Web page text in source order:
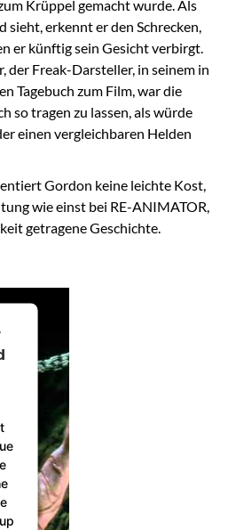
Krüppel gemacht wurde. Als
sieht, erkennt er den Schrecken,
er künftig sein Gesicht verbirgt.
der Freak-Darsteller, in seinem in
Tagebuch zum Film, war die
so tragen zu lassen, als würde
einen vergleichbaren Helden
Gordon keine leichte Kost,
wie einst bei RE-ANIMATOR,
getragene Geschichte.